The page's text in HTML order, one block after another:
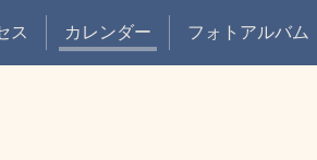
ス カレンダー フォトアルバム